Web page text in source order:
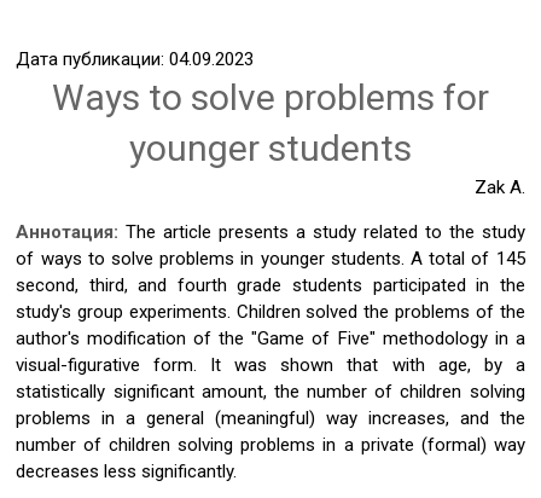
Дата публикации: 04.09.2023
Ways to solve problems for
younger students
Zak A.
Аннотация:The article presents a study related to the study
of ways to solve problems in younger students. A total of 145
second, third, and fourth grade students participated in the
study's group experiments. Children solved the problems of the
author's modification of the "Game of Five" methodology in a
visual-figurative form. It was shown that with age, by a
statistically significant amount, the number of children solving
problems in a general (meaningful) way increases, and the
number of children solving problems in a private (formal) way
decreases less significantly.